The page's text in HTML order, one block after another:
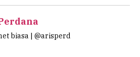
biasa | @arisperd